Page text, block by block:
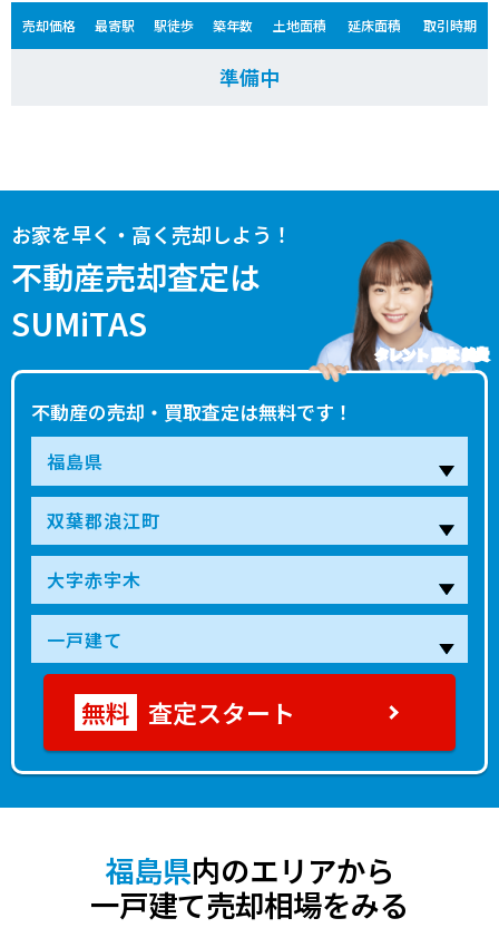
売却価格 最寄駅 駅徒歩 築年数 土地面積 延床面積 取引時期
準備中
お家を早く・高く売却しよう！
不動産売却査定は
SUMiTAS
不動産の売却・買取査定は無料です！
タレント 藤本 美貴
査定スタート
福島県内のエリアから
一戸建て売却相場をみる